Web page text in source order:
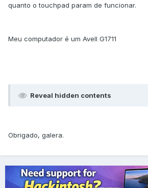
quanto o touchpad param de funcionar.
Meu computador é um Avell G1711
Reveal hidden contents
Obrigado, galera.